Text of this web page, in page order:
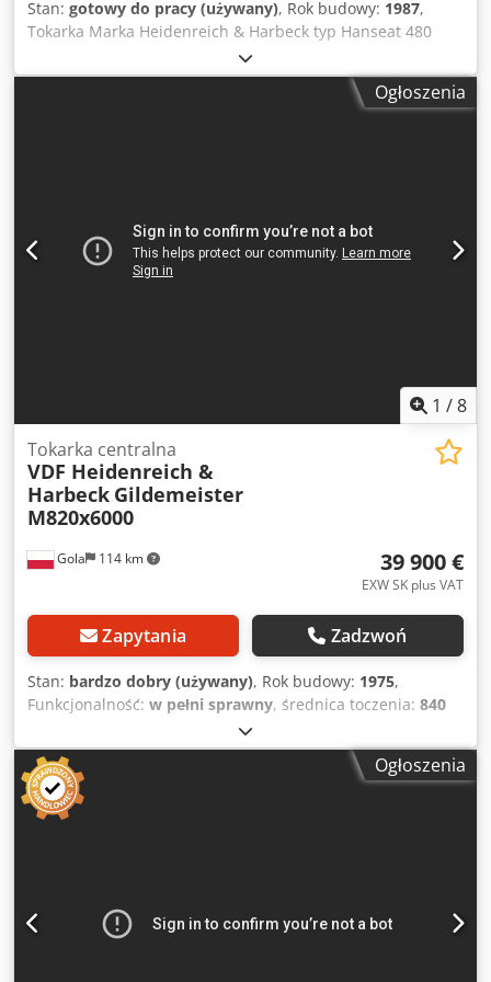
Stan: gotowy do pracy (używany), Rok budowy: 1987,
Tokarka Marka Heidenreich & Harbeck typ Hanseat 480
ROK 1987 wysokość środka 255 mm średnica toczenia nad
podporą 300 mm odległość między osiami 1500 mm 24
prędkości od 23,6 do 2500 n1/min Konik MK 4 Uchwyt F 250
Ogłoszenia
1 /8
Gola 114 km
Tokarka centralna
VDF Heidenreich &
Harbeck Gildemeister
M820x6000
39 900 €
EXW SK plus VAT
Zapytania Zadzwoń
Stan: bardzo dobry (używany), Rok budowy: 1975,
Funkcjonalność: w pełni sprawny, średnica toczenia: 840
6 000 mm
mm, Średnica toczenia w przelocie:1 040 mm, VDF
Heidenreich & Harbeck Gildemeister M820x6000 Maszyna
po remoncie, bardzo dobry stan techniczny, gotowa do
pracy. PODSTAWOWE PARAMETRY TECHNICZNE: Średnica
kłów: 6000 mm Szerokość łoża: 560 mm WYPOSAŻENIE W
CENIE MASZYNY: Centralny układ smarowania suportu
Ogłoszenia